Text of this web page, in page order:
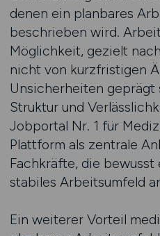
denen ein planbares
beschrieben wird.
Möglichkeit, gezielt
nicht von kurzfristigen
Unsicherheiten geprägt
Struktur und
Jobportal Nr. 1 für
Plattform als zentrale
Fachkräfte, die
stabiles Arbeitsumfeld
Ein weiterer Vorteil